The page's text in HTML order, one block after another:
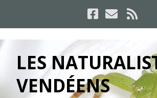
LES
VENDÉENS